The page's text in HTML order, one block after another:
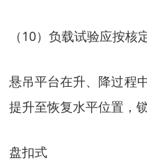
（10）负载试验应按核
悬吊平台在升、降过程
提升至恢复水平位置，
盘扣式